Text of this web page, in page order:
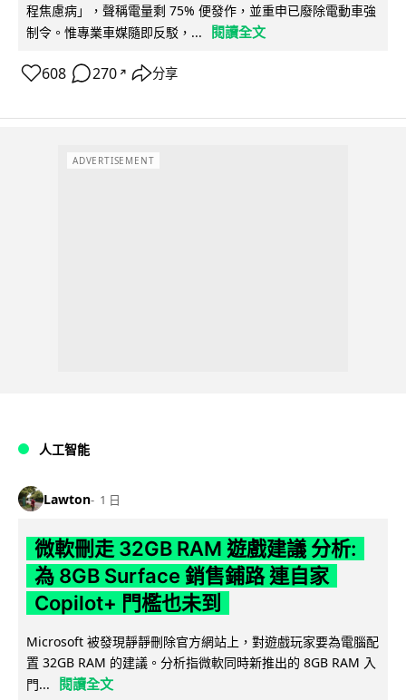
程焦慮病」，聲稱電量剩 75% 便發作，並重申已廢除電動車強
制令。惟專業車媒隨即反駁，...
閱讀全文
608 270 ↗ 分享
ADVERTISEMENT
人工智能
Lawton 1 日
微軟刪走 32GB RAM 遊戲建議 分析:
為 8GB Surface 銷售鋪路 連自家
Copilot+ 門檻也未到
Microsoft 被發現靜靜刪除官方網站上，對遊戲玩家要為電腦配
置 32GB RAM 的建議。分析指微軟同時新推出的 8GB RAM 入
門...
閱讀全文